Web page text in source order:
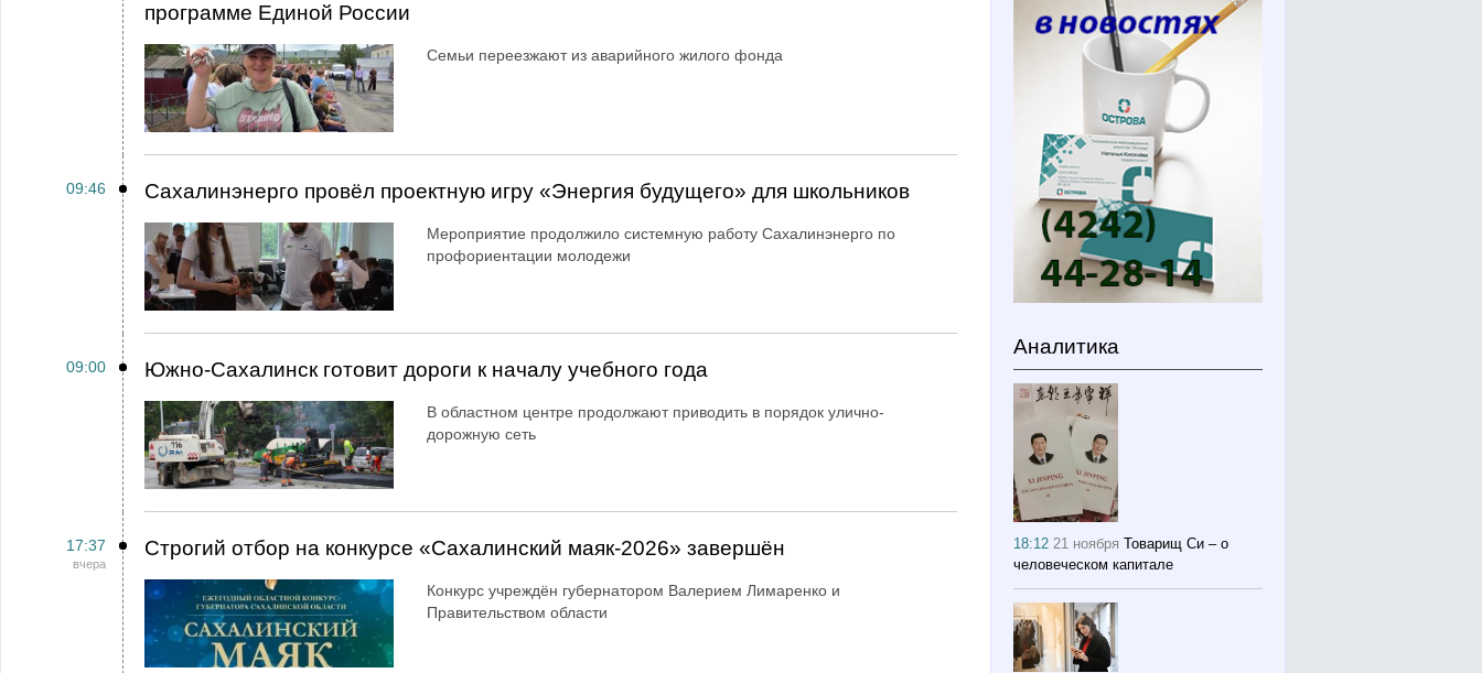
программе Единой России
Семьи переезжают из аварийного жилого фонда
09:46 Сахалинэнерго провёл проектную игру «Энергия будущего» для школьников
Мероприятие продолжило системную работу Сахалинэнерго по
профориентации молодежи
09:00 Южно-Сахалинск готовит дороги к началу учебного года
В областном центре продолжают приводить в порядок улично-
дорожную сеть
17:37
вчера
Строгий отбор на конкурсе «Сахалинский маяк‑2026» завершён
Конкурс учреждён губернатором Валерием Лимаренко и
Правительством области
Аналитика
18:1221 ноября Товарищ Си – о
человеческом капитале